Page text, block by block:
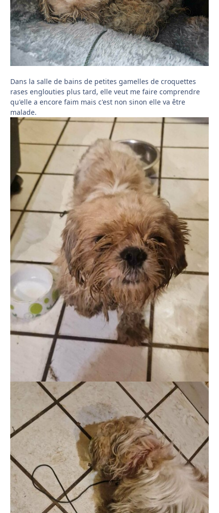
Dans la salle de bains de petites gamelles de croquettes
rases englouties plus tard, elle veut me faire comprendre
qu'elle a encore faim mais c'est non sinon elle va être
malade.